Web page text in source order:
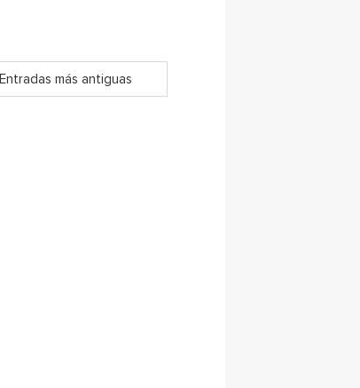
Entradas más antiguas